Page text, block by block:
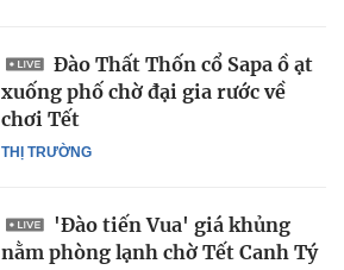
THỊ TRƯỜNG
Đào Thất Thốn cổ Sapa ồ ạt
xuống phố chờ đại gia rước về
chơi Tết
'Đào tiến Vua' giá khủng
nằm phòng lạnh chờ Tết Canh Tý